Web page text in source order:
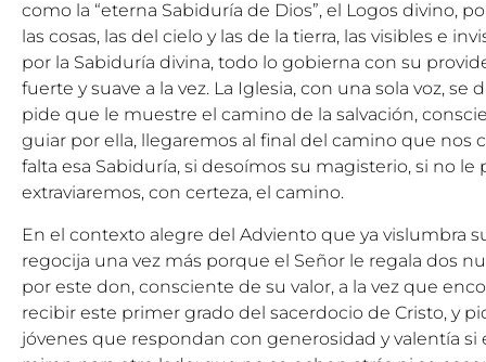
como la “eterna Sabiduría de Dios”, el Logos divino,
las cosas, las del cielo y las de la tierra, las visibles e
por la Sabiduría divina, todo lo gobierna con su
fuerte y suave a la vez. La Iglesia, con una sola voz, se
pide que le muestre el camino de la salvación,
guiar por ella, llegaremos al final del camino que nos
falta esa Sabiduría, si desoímos su magisterio, si no le
extraviaremos, con certeza, el camino.
En el contexto alegre del Adviento que ya vislumbra
regocija una vez más porque el Señor le regala dos
por este don, consciente de su valor, a la vez que
recibir este primer grado del sacerdocio de Cristo, y
jóvenes que respondan con generosidad y valentía si